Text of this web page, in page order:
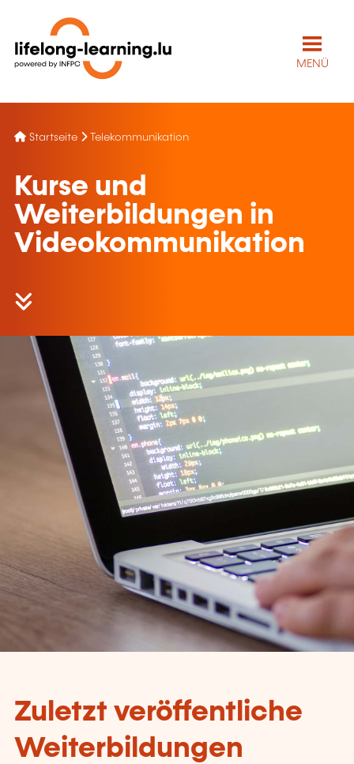
MENÜ
Startseite Telekommunikation
Kurse und
Weiterbildungen in
Videokommunikation
Zuletzt veröffentliche
Weiterbildungen